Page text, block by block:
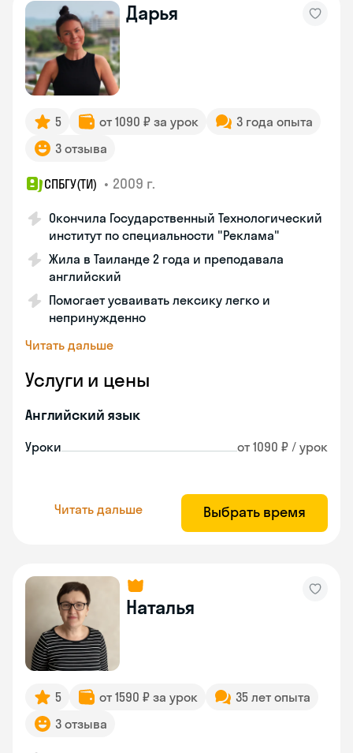
Дарья
5 от 1090 ₽ за урок
3 года опыта
3 отзыва
СПБГУ(ТИ) • 2009 г.
Окончила Государственный Технологический
институт по специальности "Реклама"
Жила в Таиланде 2 года и преподавала
английский
Помогает усваивать лексику легко и
непринужденно
Читать дальше
Услуги и цены
Английский язык
Уроки от 1090 ₽ / урок
Читать дальше Выбрать время
Наталья
5 от 1590 ₽ за урок
35 лет опыта
3 отзыва